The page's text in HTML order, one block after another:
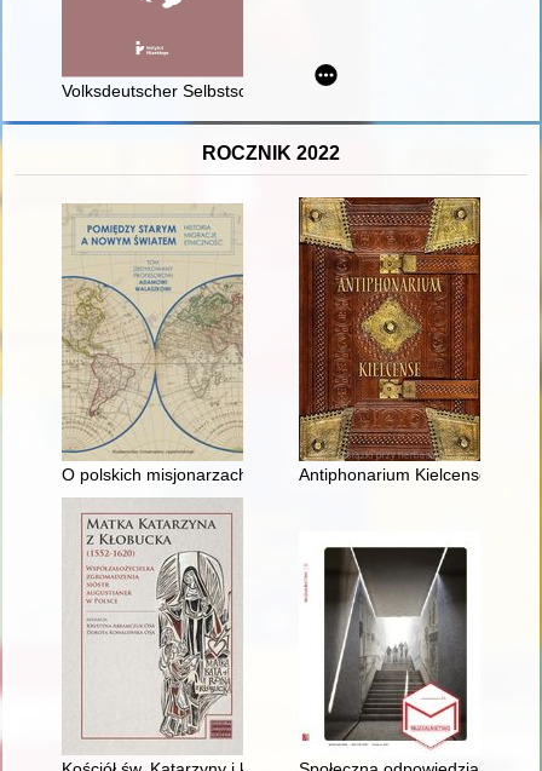
Volksdeutscher Selbstschutz jako nowe narzędzie polityki
ROCZNIK 2022
O polskich misjonarzach w Chinach na podstawie archiwum
Antiphonarium Kielcense =